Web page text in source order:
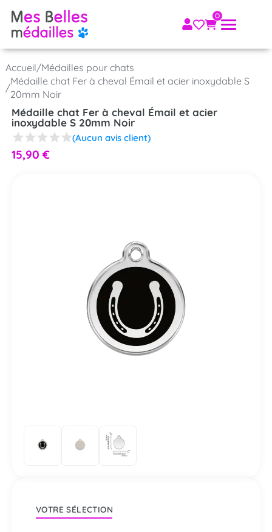
Accueil/Médailles pour chats
/
Médaille chat Fer à cheval Émail et acier inoxydable S
20mm Noir
Médaille chat Fer à cheval Émail et acier
inoxydable S 20mm Noir
(Aucun avis client)
15,90 €
VOTRE SÉLECTION